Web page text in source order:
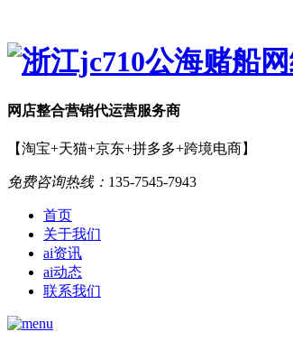
网店整合营销代运营服务商
【淘宝+天猫+京东+拼多多+跨境电商】
免费咨询热线： 135-7545-7943
首页
关于我们
ai资讯
ai动态
联系我们